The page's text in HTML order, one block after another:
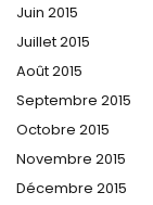
Juin 2015
Juillet 2015
Août 2015
Septembre 2015
Octobre 2015
Novembre 2015
Décembre 2015